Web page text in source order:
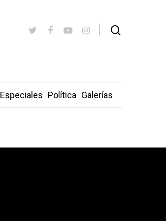
Especiales Política Galerías